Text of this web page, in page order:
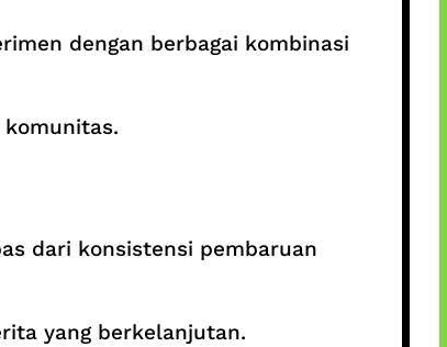
dengan berbagai kombinasi
dari konsistensi pembaruan
yang berkelanjutan.